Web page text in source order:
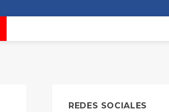
REDES SOCIALES